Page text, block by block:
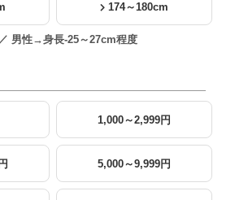
174～180cm
男性→身長-25～27cm程度
1,000～2,999円
5,000～9,999円